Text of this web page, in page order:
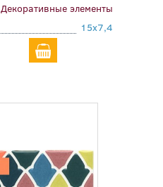
Декоративные элементы
15x7,4